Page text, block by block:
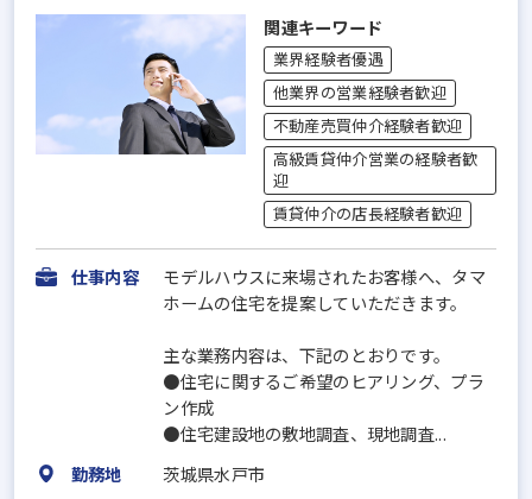
関連キーワード
業界経験者優遇
他業界の営業経験者歓迎
不動産売買仲介経験者歓迎
高級賃貸仲介営業の経験者歓
迎
賃貸仲介の店長経験者歓迎
仕事内容
モデルハウスに来場されたお客様へ、タマ
ホームの住宅を提案していただきます。
主な業務内容は、下記のとおりです。
●住宅に関するご希望のヒアリング、プラ
ン作成
●住宅建設地の敷地調査、現地調査...
勤務地
茨城県水戸市